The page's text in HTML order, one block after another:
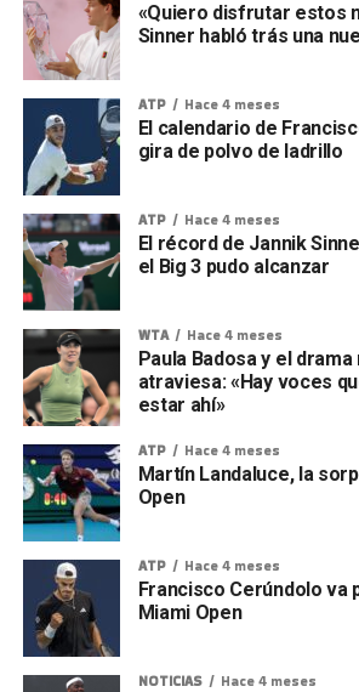
«Quiero disfrutar estos
Sinner habló trás una
ATP Hace 4 meses
El calendario de
gira de polvo de ladrillo
ATP Hace 4 meses
El récord de Jannik
el Big 3 pudo alcanzar
WTA Hace 4 meses
Paula Badosa y el
atraviesa: «Hay voces
estar ahí»
ATP Hace 4 meses
Martín Landaluce, la
Open
ATP Hace 4 meses
Francisco Cerúndolo va
Miami Open
NOTICIAS Hace 4 meses